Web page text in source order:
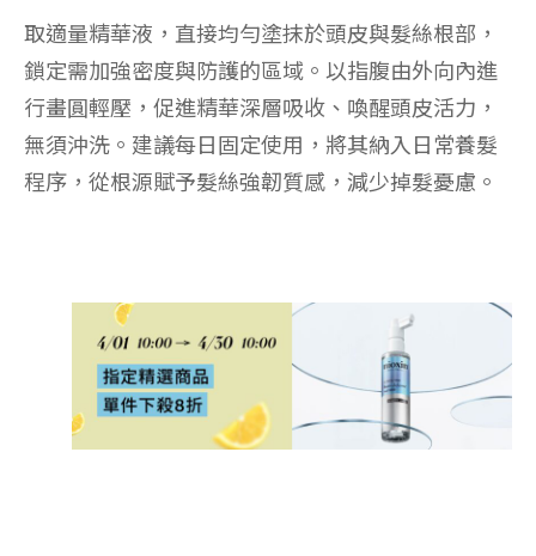
取適量精華液，直接均勻塗抹於頭皮與髮絲根部，
鎖定需加強密度與防護的區域。以指腹由外向內進
行畫圓輕壓，促進精華深層吸收、喚醒頭皮活力，
無須沖洗 。建議每日固定使用，將其納入日常養髮
程序，從根源賦予髮絲強韌質感，減少掉髮憂慮。